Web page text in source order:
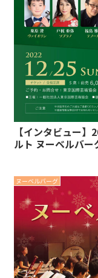
【インタビュー
ルト ヌーベルバー
ヌーベルバーグ